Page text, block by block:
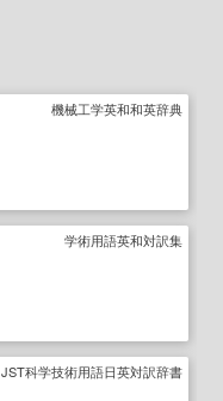
機械工学英和和英辞典
学術用語英和対訳集
JST科学技術用語日英対訳辞書